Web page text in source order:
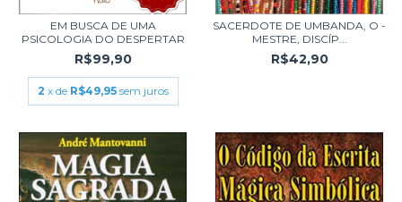
EM BUSCA DE UMA
PSICOLOGIA DO DESPERTAR
R$99,90
2 x de R$49,95 sem juros
SACERDOTE DE UMBANDA, O -
MESTRE, DISCÍP...
R$42,90